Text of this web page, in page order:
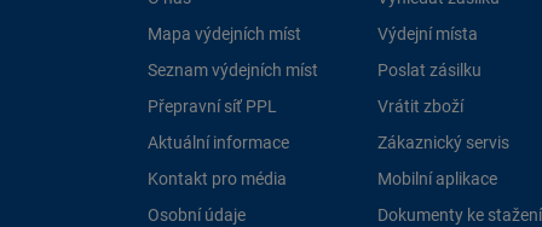
Mapa výdejních míst
Seznam výdejních míst
Přepravní síť PPL
Aktuální informace
Kontakt pro média
Osobní údaje
Výdejní místa
Poslat zásilku
Vrátit zboží
Zákaznický servis
Mobilní aplikace
Dokumenty ke stažení